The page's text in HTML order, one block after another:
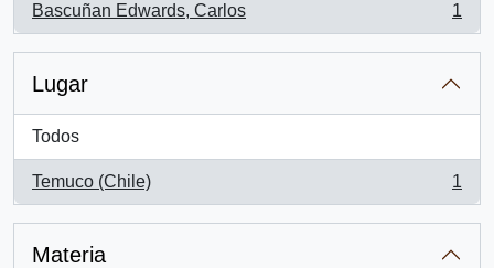
Bascuñan Edwards, Carlos
, 1 resultados
1
Lugar
Todos
Temuco (Chile)
, 1 resultados
1
Materia